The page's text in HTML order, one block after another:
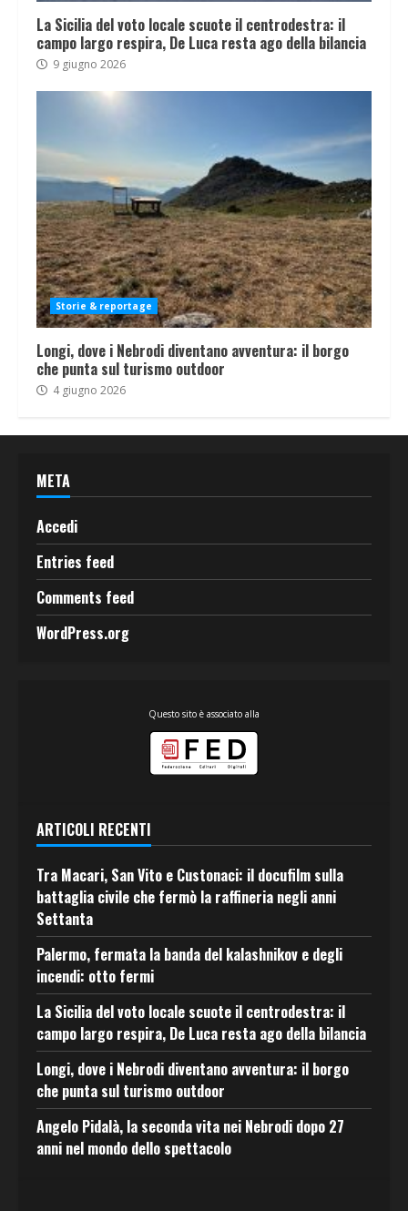
La Sicilia del voto locale scuote il centrodestra: il
campo largo respira, De Luca resta ago della bilancia
9 giugno 2026
Storie & reportage
Longi, dove i Nebrodi diventano avventura: il borgo
che punta sul turismo outdoor
4 giugno 2026
META
Accedi
Entries feed
Comments feed
WordPress.org
Questo sito è associato alla
ARTICOLI RECENTI
Tra Macari, San Vito e Custonaci: il docufilm sulla
battaglia civile che fermò la raffineria negli anni
Settanta
Palermo, fermata la banda del kalashnikov e degli
incendi: otto fermi
La Sicilia del voto locale scuote il centrodestra: il
campo largo respira, De Luca resta ago della bilancia
Longi, dove i Nebrodi diventano avventura: il borgo
che punta sul turismo outdoor
Angelo Pidalà, la seconda vita nei Nebrodi dopo 27
anni nel mondo dello spettacolo